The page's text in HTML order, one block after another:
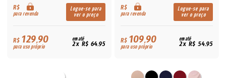
R$
para revenda
Logue-se para
ver o preço
R$129,90
para uso próprio
em até
2x R$ 64,95
R$
para revenda
Logue-se para
ver o preço
R$109,90
para uso próprio
em até
2x R$ 54,95